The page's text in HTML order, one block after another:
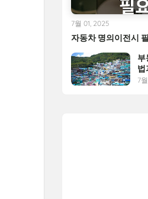
자동차 명의이전시
7월 01, 2025
부
법
7